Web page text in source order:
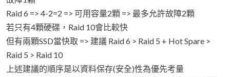
Raid 6 => 4-2=2 => 可用容量2顆 => 最多允許故障2顆
若只有4顆硬碟，Raid 10會比較快
但有兩顆SSD當快取 => 建議 Raid 6 > Raid 5 + Hot Spare >
Raid 5 > Raid 10
上述建議的順序是以資料保存(安全)性為優先考量